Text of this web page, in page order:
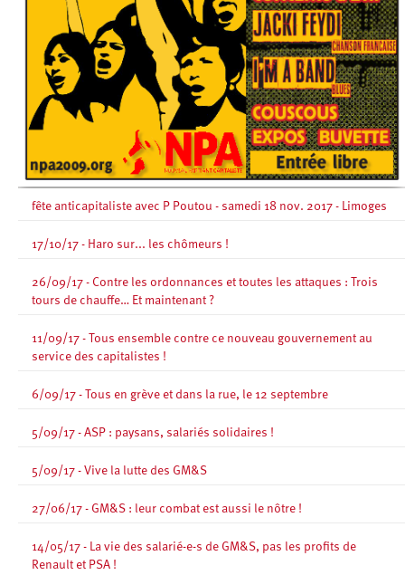
fête anticapitaliste avec P Poutou - samedi 18 nov. 2017 - Limoges
17/10/17 - Haro sur... les chômeurs !
26/09/17 - Contre les ordonnances et toutes les attaques : Trois
tours de chauffe… Et maintenant ?
11/09/17 - Tous ensemble contre ce nouveau gouvernement au
service des capitalistes !
6/09/17 - Tous en grève et dans la rue, le 12 septembre
5/09/17 - ASP : paysans, salariés solidaires !
5/09/17 - Vive la lutte des GM&S
27/06/17 - GM&S : leur combat est aussi le nôtre !
14/05/17 - La vie des salarié-e-s de GM&S, pas les profits de
Renault et PSA !